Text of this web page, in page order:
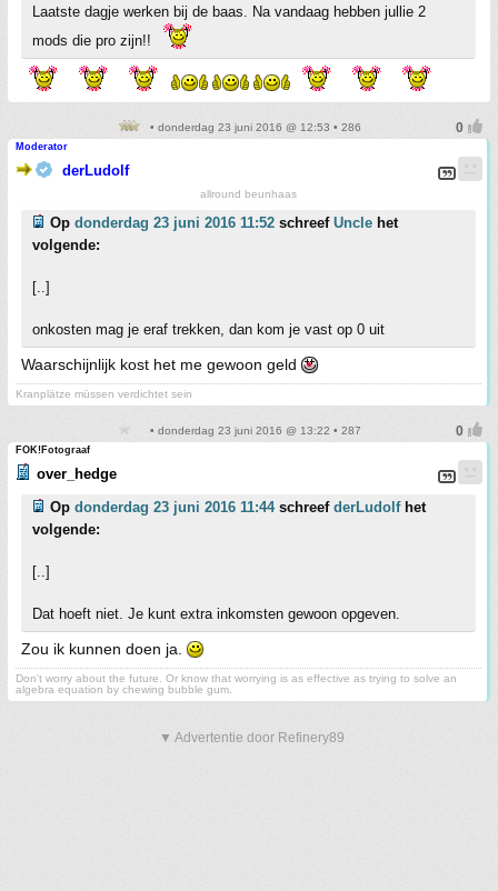
Laatste dagje werken bij de baas. Na vandaag hebben jullie 2
mods die pro zijn!!
• donderdag 23 juni 2016 @ 12:53 • 286
Moderator
derLudolf
allround beunhaas
Op donderdag 23 juni 2016 11:52 schreef Uncle het
volgende:
[..]
onkosten mag je eraf trekken, dan kom je vast op 0 uit
Waarschijnlijk kost het me gewoon geld
Kranplätze müssen verdichtet sein
• donderdag 23 juni 2016 @ 13:22 • 287
FOK!Fotograaf
over_hedge
Op donderdag 23 juni 2016 11:44schreef derLudolfhet
volgende:
[..]
Dat hoeft niet. Je kunt extra inkomsten gewoon opgeven.
Zou ik kunnen doen ja.
Don't worry about the future. Or know that worrying is as effective as trying to solve an
algebra equation by chewing bubble gum.
▼ Advertentie door Refinery89